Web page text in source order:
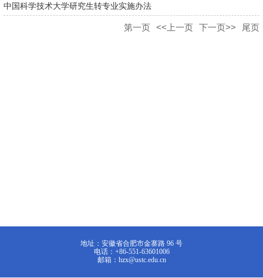
中国科学技术大学研究生转专业实施办法
第一页 <<上一页 下一页>> 尾页
地址：安徽省合肥市金寨路 96 号
电话：+86-551-63601006
邮箱：hzx@ustc.edu.cn